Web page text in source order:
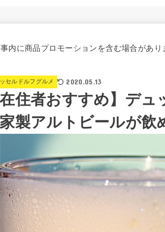
内に商品プロモーションを含む場合があり
セルドルフグルメ 2020.05.13
在住者おすすめ】デ
製アルトビールが飲